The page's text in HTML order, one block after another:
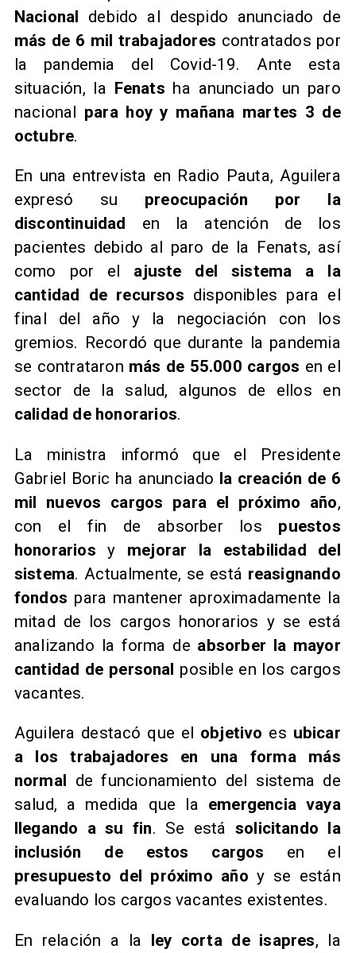
Nacional debido al despido anunciado de
más de 6 mil trabajadores contratados por
la pandemia del Covid-19. Ante esta
situación, la Fenats ha anunciado un paro
nacional para hoy y mañana martes 3 de
octubre.
En una entrevista en Radio Pauta, Aguilera
expresó su preocupación por la
discontinuidad en la atención de los
pacientes debido al paro de la Fenats, así
como por el ajuste del sistema a la
cantidad de recursos disponibles para el
final del año y la negociación con los
gremios. Recordó que durante la pandemia
se contrataron más de 55.000 cargos en el
sector de la salud, algunos de ellos en
calidad de honorarios.
La ministra informó que el Presidente
Gabriel Boric ha anunciado la creación de 6
mil nuevos cargos para el próximo año,
con el fin de absorber los puestos
honorarios y mejorar la estabilidad del
sistema. Actualmente, se está reasignando
fondos para mantener aproximadamente la
mitad de los cargos honorarios y se está
analizando la forma de absorber la mayor
cantidad de personal posible en los cargos
vacantes.
Aguilera destacó que el objetivo es ubicar
a los trabajadores en una forma más
normal de funcionamiento del sistema de
salud, a medida que la emergencia vaya
llegando a su fin. Se está solicitando la
inclusión de estos cargos en el
presupuesto del próximo año y se están
evaluando los cargos vacantes existentes.
En relación a la ley corta de isapres, la